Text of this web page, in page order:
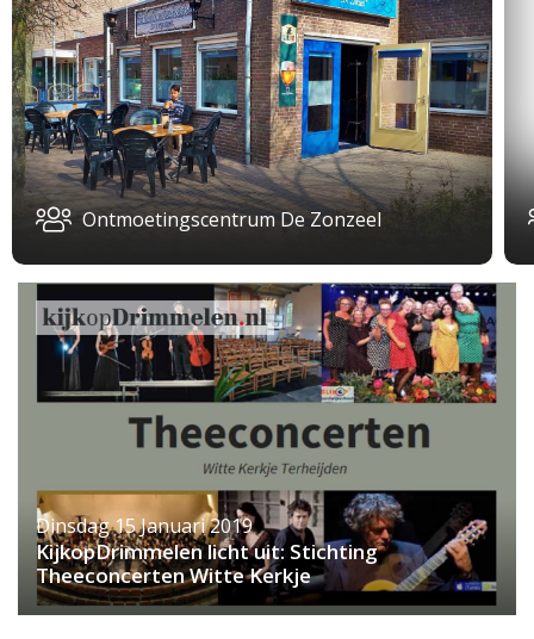
Ontmoetingscentrum De Zonzeel
Dinsdag 15 Januari 2019
KijkopDrimmelen licht uit: Stichting
Theeconcerten Witte Kerkje